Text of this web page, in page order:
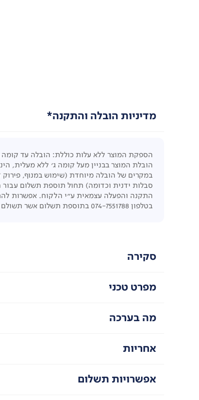
מדיניות הובלה והתקנה*
הספקת המוצר ללא עלות כוללת: הובלה עד
הובלת המוצר בבניין מעל קומה ג' ללא מעלית, הינה
במקרים של הובלה מיוחדת (שימוש במנוף,
סבלות ידנית וכדומה) תחול תוספת תשלום
התקנה והפעלה עצמאית ע"י הלקוח. אפשרות
בטלפון 074-7551788 בתוספת תשלום אשר תשולם ישירות לנותן השירות.
סקירה
מפרט טכני
מה בערכה
אחריות
אפשרויות תשלום